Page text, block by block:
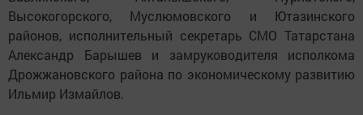
Высокогорского, Муслюмовского и Ютазинского
районов, исполнительный секретарь СМО Татарстана
Александр Барышев и замруководителя исполкома
Дрожжановского района по экономическому развитию
Ильмир Измайлов.